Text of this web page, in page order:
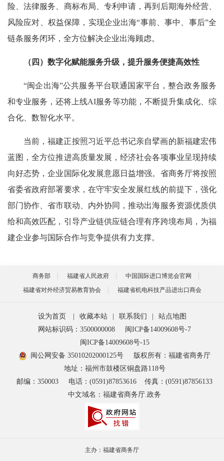
险、法律服务、商标布局、专利申请，再到后期海外经营、
风险应对、权益保障，实现企业出海“事前、事中、事后”全
链条服务闭环，全方位解决企业出海顾虑。
（四）数字化赋能服务升级，提升服务便捷高效性
“闽企出海”公共服务平台联通国家平台，整合政务服务
和专业服务，还将上线AI服务等功能，不断提升集成化、综
合化、数智化水平。
当前，福建正按照习近平总书记亲自擘画的新福建宏伟
蓝图，全方位推进高质量发展，经济社会各项事业呈现持续
向好态势，企业国际化发展意愿日益增强。省商务厅将按照
省委省政府部署要求，在守牢安全发展红线的前提下，强化
部门协作、省市联动、内外协同，推动出海服务资源优质供
给和高效匹配，引导产业链供应链合理有序跨境布局，为福
建企业参与国际合作与竞争提供有力支撑。
商务部 福建省人民政府
中国国际进口博览会官网
福建省对外经济贸易教育协会
福建省机电科技产品进出口商会
设为首页 收藏本站 联系我们
站点地图
网站标识码：3500000008
闽ICP备14009608号-7
闽ICP备14009608号-15
闽公网安备 35010202000125号
版权所有：福建省商务厅
地址：福州市鼓楼区铜盘路118号
邮编：350003
电话：(0591)87853616
传真：(0591)87856133
中文域名：福建省商务厅.政务
主办：福建省商务厅